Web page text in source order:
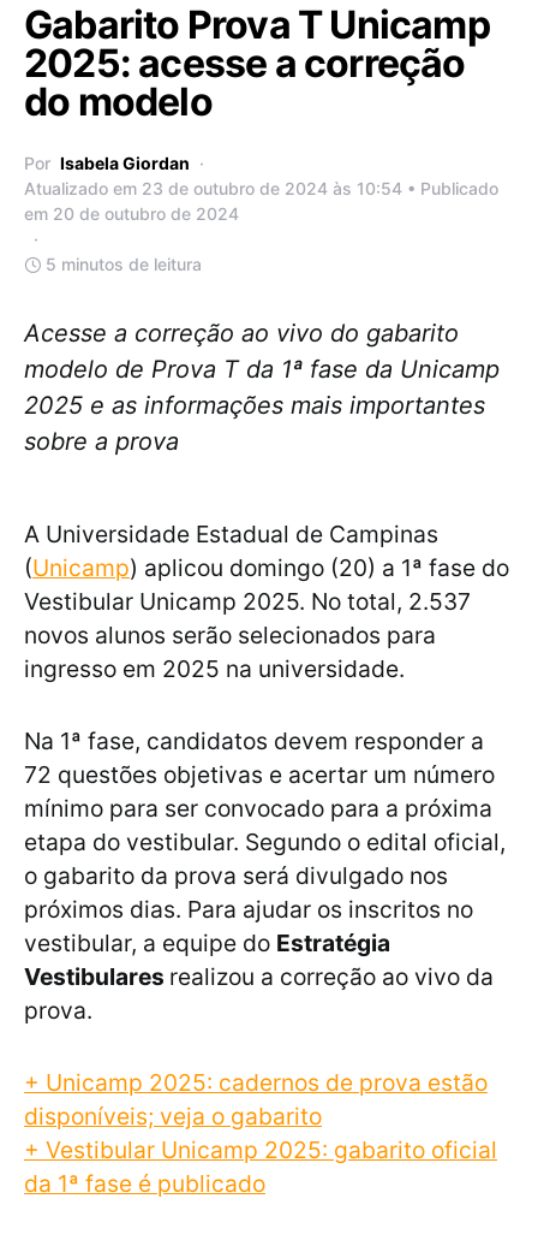
Gabarito Prova T Unicamp
2025: acesse a correção
do modelo
Por Isabela Giordan
Atualizado em 23 de outubro de 2024 às 10:54 • Publicado
em 20 de outubro de 2024
5 minutos de leitura
Acesse a correção ao vivo do gabarito
modelo de Prova T da 1ª fase da Unicamp
2025 e as informações mais importantes
sobre a prova
A Universidade Estadual de Campinas
(Unicamp) aplicou domingo (20) a 1ª fase do
Vestibular Unicamp 2025. No total, 2.537
novos alunos serão selecionados para
ingresso em 2025 na universidade.
Na 1ª fase, candidatos devem responder a
72 questões objetivas e acertar um número
mínimo para ser convocado para a próxima
etapa do vestibular. Segundo o edital oficial,
o gabarito da prova será divulgado nos
próximos dias. Para ajudar os inscritos no
vestibular, a equipe do Estratégia
Vestibulares realizou a correção ao vivo da
prova.
+ Unicamp 2025: cadernos de prova estão
disponíveis; veja o gabarito
+ Vestibular Unicamp 2025: gabarito oficial
da 1ª fase é publicado